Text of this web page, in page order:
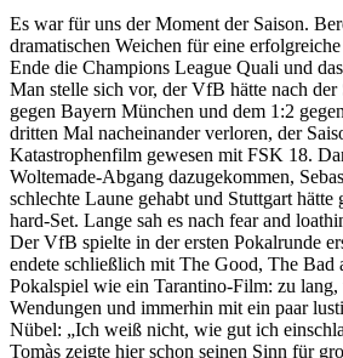
Es war für uns der Moment der Saison.
dramatischen Weichen für eine
Ende die Champions League Quali und
Man stelle sich vor, der VfB hätte nach
gegen Bayern München und dem 1:2
dritten Mal nacheinander verloren, der
Katastrophenfilm gewesen mit FSK 18.
Woltemade-Abgang dazugekommen,
schlechte Laune gehabt und Stuttgart
hard-Set. Lange sah es nach fear and
Der VfB spielte in der ersten Pokalrunde
endete schließlich mit The Good, The Bad
Pokalspiel wie ein Tarantino-Film: zu
Wendungen und immerhin mit ein paar
Nübel: „Ich weiß nicht, wie gut ich
Tomàs zeigte hier schon seinen Sinn für